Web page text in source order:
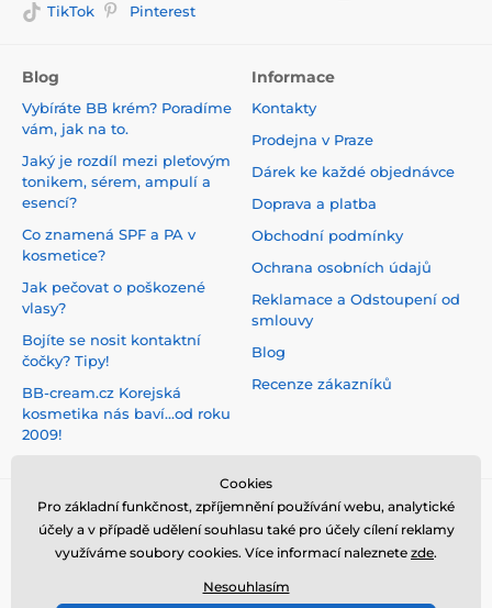
TikTok
Pinterest
Blog
Vybíráte BB krém? Poradíme
vám, jak na to.
Jaký je rozdíl mezi pleťovým
tonikem, sérem, ampulí a
esencí?
Co znamená SPF a PA v
kosmetice?
Jak pečovat o poškozené
vlasy?
Bojíte se nosit kontaktní
čočky? Tipy!
BB-cream.cz Korejská
kosmetika nás baví...od roku
2009!
Informace
Kontakty
Prodejna v Praze
Dárek ke každé objednávce
Doprava a platba
Obchodní podmínky
Ochrana osobních údajů
Reklamace a Odstoupení od
smlouvy
Blog
Recenze zákazníků
Cookies
Pro základní funkčnost, zpříjemnění používání webu, analytické
účely a v případě udělení souhlasu také pro účely cílení reklamy
využíváme soubory cookies. Více informací naleznete zde.
Nesouhlasím